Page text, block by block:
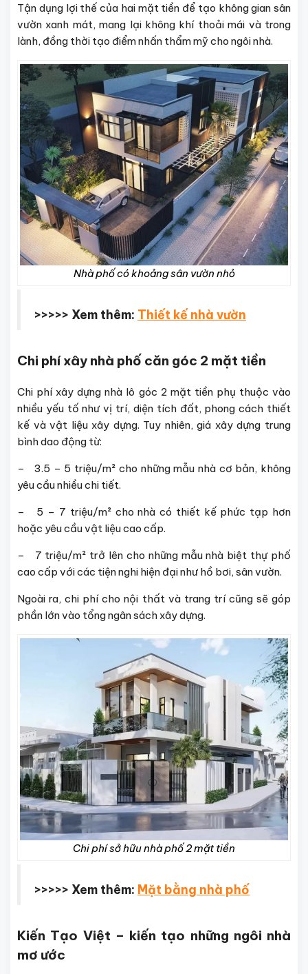
Tận dụng lợi thế của hai mặt tiền để tạo không gian sân
vườn xanh mát, mang lại không khí thoải mái và trong
lành, đồng thời tạo điểm nhấn thẩm mỹ cho ngôi nhà.
Nhà phố có khoảng sân vườn nhỏ
>>>>> Xem thêm: Thiết kế nhà vườn
Chi phí xây nhà phố căn góc 2 mặt tiền
Chi phí xây dựng nhà lô góc 2 mặt tiền phụ thuộc vào
nhiều yếu tố như vị trí, diện tích đất, phong cách thiết
kế và vật liệu xây dựng. Tuy nhiên, giá xây dựng trung
bình dao động từ:
– 3.5 – 5 triệu/m² cho những mẫu nhà cơ bản, không
yêu cầu nhiều chi tiết.
– 5 – 7 triệu/m² cho nhà có thiết kế phức tạp hơn
hoặc yêu cầu vật liệu cao cấp.
– 7 triệu/m² trở lên cho những mẫu nhà biệt thự phố
cao cấp với các tiện nghi hiện đại như hồ bơi, sân vườn.
Ngoài ra, chi phí cho nội thất và trang trí cũng sẽ góp
phần lớn vào tổng ngân sách xây dựng.
Chi phí sở hữu nhà phố 2 mặt tiền
>>>>> Xem thêm: Mặt bằng nhà phố
Kiến Tạo Việt – kiến tạo những ngôi nhà
mơ ước